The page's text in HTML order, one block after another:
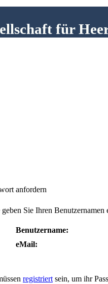
für
anfordern
Sie Ihren Benutzernamen
Benutzername:
eMail:
registriert sein, um ihr